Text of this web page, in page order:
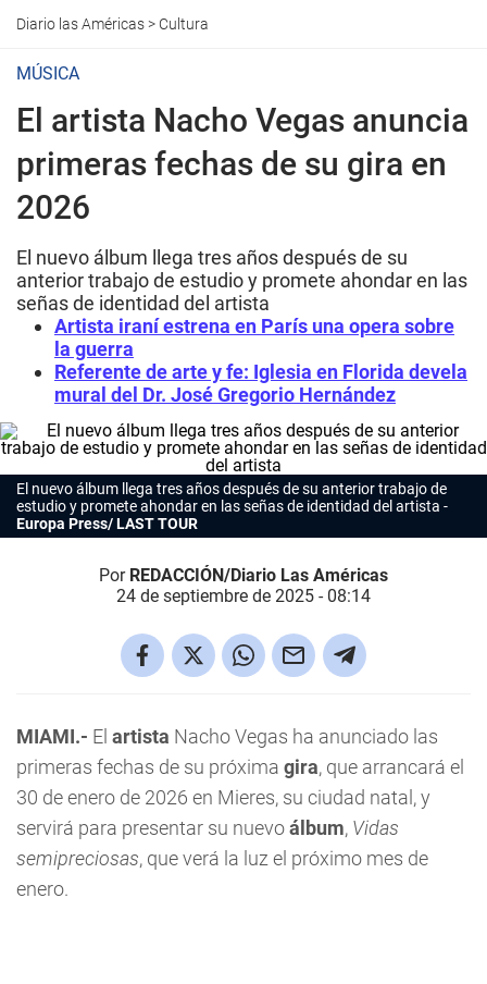
Diario las Américas> Cultura
MÚSICA
El artista Nacho Vegas anuncia
primeras fechas de su gira en
2026
El nuevo álbum llega tres años después de su
anterior trabajo de estudio y promete ahondar en las
señas de identidad del artista
Artista iraní estrena en París una opera sobre
la guerra
Referente de arte y fe: Iglesia en Florida devela
mural del Dr. José Gregorio Hernández
El nuevo álbum llega tres años después de su anterior trabajo de
estudio y promete ahondar en las señas de identidad del artista
Europa Press/ LAST TOUR
Por REDACCIÓN/Diario Las Américas
24 de septiembre de 2025 - 08:14
MIAMI.- El artista Nacho Vegas ha anunciado las
primeras fechas de su próxima gira, que arrancará el
30 de enero de 2026 en Mieres, su ciudad natal, y
servirá para presentar su nuevoálbum, Vidas
semipreciosas, que verá la luz el próximo mes de
enero.